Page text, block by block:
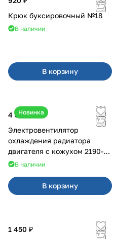
Крюк буксировочный №18
В наличии
В корзину
Новинка
4 550 ₽
Электровентилятор
охлаждения радиатора
двигателя с кожухом 2190-
2194 н/о с кондиционером
В наличии
В корзину
1 450 ₽